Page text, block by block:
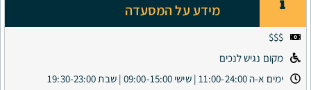
מידע על המסעדה